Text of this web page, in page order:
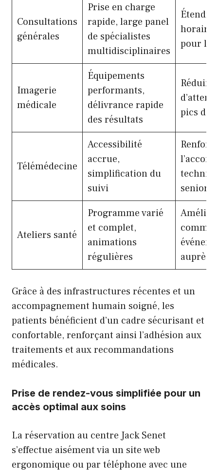
Consultations
générales
Prise en charge
rapide, large panel
de spécialistes
multidisciplinaires
Étendre
pour
Imagerie
médicale
Équipements
performants,
délivrance rapide
des résultats
Réduire
pics
Télémédecine
Accessibilité
accrue,
simplification du
suivi
seniors
Ateliers santé
Programme varié
et complet,
animations
régulières
auprès
Grâce à des infrastructures récentes et un
accompagnement humain soigné, les
patients bénéficient d’un cadre sécurisant et
confortable, renforçant ainsi l’adhésion aux
traitements et aux recommandations
médicales.
Prise de rendez-vous simplifiée pour un
accès optimal aux soins
La réservation au centre Jack Senet
s’effectue aisément via un site web
ergonomique ou par téléphone avec une